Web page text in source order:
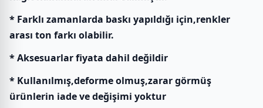
* Farklı zamanlarda baskı yapıldığı için,renkler
arası ton farkı olabilir.
* Aksesuarlar fiyata dahil değildir
* Kullanılmış,deforme olmuş,zarar görmüş
ürünlerin iade ve değişimi yoktur